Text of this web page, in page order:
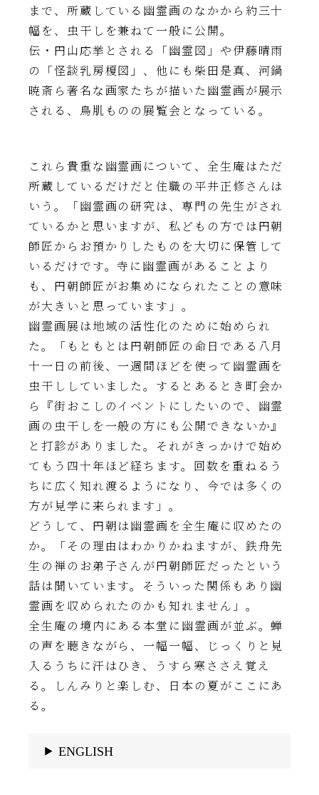
まで、所蔵している幽霊画のなかから約三十
幅を、虫干しを兼ねて一般に公開。
伝・円山応挙とされる「幽霊図」や伊藤晴雨
の「怪談乳房榎図」、他にも柴田是真、河鍋
暁斎ら著名な画家たちが描いた幽霊画が展示
される、鳥肌ものの展覧会となっている。
これら貴重な幽霊画について、全生庵はただ
所蔵しているだけだと住職の平井正修さんは
いう。「幽霊画の研究は、専門の先生がされ
ているかと思いますが、私どもの方では円朝
師匠からお預かりしたものを大切に保管して
いるだけです。寺に幽霊画があることより
も、円朝師匠がお集めになられたことの意味
が大きいと思っています」。
幽霊画展は地域の活性化のために始められ
た。「もともとは円朝師匠の命日である八月
十一日の前後、一週間ほどを使って幽霊画を
虫干ししていました。するとあるとき町会か
ら『街おこしのイベントにしたいので、幽霊
画の虫干しを一般の方にも公開できないか』
と打診がありました。それがきっかけで始め
てもう四十年ほど経ちます。回数を重ねるう
ちに広く知れ渡るようになり、今では多くの
方が見学に来られます」。
どうして、円朝は幽霊画を全生庵に収めたの
か。「その理由はわかりかねますが、鉄舟先
生の禅のお弟子さんが円朝師匠だったという
話は聞いています。そういった関係もあり幽
霊画を収められたのかも知れません」。
全生庵の境内にある本堂に幽霊画が並ぶ。蝉
の声を聴きながら、一幅一幅、じっくりと見
入るうちに汗はひき、うすら寒ささえ覚え
る。しんみりと楽しむ、日本の夏がここにあ
る。
ENGLISH